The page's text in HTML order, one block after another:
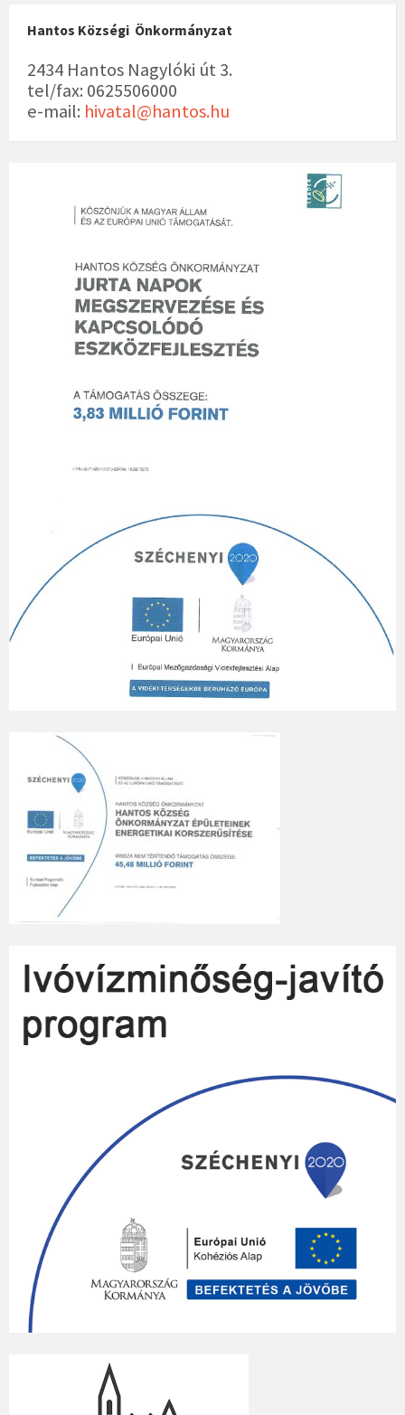
Hantos Községi Önkormányzat
2434 Hantos Nagylóki út 3.
tel/fax: 0625506000
e-mail: hivatal@hantos.hu